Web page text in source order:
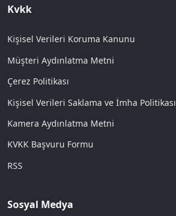
Kvkk
Kişisel Verileri Koruma Kanunu
Müşteri Aydınlatma Metni
Çerez Politikası
Kişisel Verileri Saklama ve İmha Politikası
Kamera Aydınlatma Metni
KVKK Başvuru Formu
RSS
Sosyal Medya